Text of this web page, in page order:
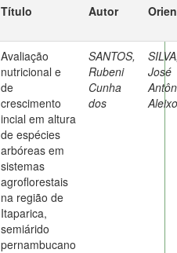
Título Autor
Avaliação
nutricional e
de
crescimento
incial em altura
de espécies
arbóreas em
sistemas
agroflorestais
na região de
Itaparica,
semiárido
pernambucano
SANTOS,
Rubeni
Cunha
dos
José